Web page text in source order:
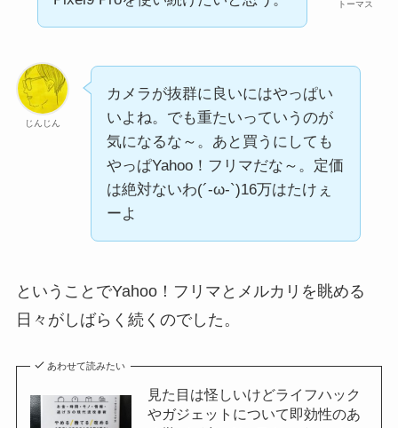
トーマス
じんじん
カメラが抜群に良いにはやっぱい
いよね。でも重たいっていうのが
気になるな～。あと買うにしても
やっぱYahoo！フリマだな～。定価
は絶対ないわ(´-ω-`)16万はたけぇ
ーよ
ということでYahoo！フリマとメルカリを眺める
日々がしばらく続くのでした。
あわせて読みたい
見た目は怪しいけどライフハック
やガジェットについて即効性のあ